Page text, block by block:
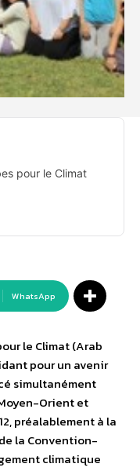
pour le Climat
WhatsApp
le Climat (Arab
pour un avenir
simultanément
Orient et
préalablement à la
la Convention-
climatique